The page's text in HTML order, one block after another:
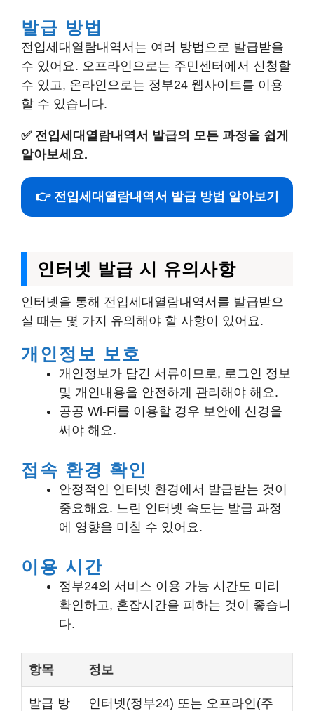
발급 방법
전입세대열람내역서는 여러 방법으로 발급받을
수 있어요. 오프라인으로는 주민센터에서 신청할
수 있고, 온라인으로는 정부24 웹사이트를 이용
할 수 있습니다.
✅ 전입세대열람내역서 발급의 모든 과정을 쉽게
알아보세요.
👉 전입세대열람내역서 발급 방법 알아보기
인터넷 발급 시 유의사항
인터넷을 통해 전입세대열람내역서를 발급받으
실 때는 몇 가지 유의해야 할 사항이 있어요.
개인정보 보호
개인정보가 담긴 서류이므로, 로그인 정보
및 개인내용을 안전하게 관리해야 해요.
공공 Wi-Fi를 이용할 경우 보안에 신경을
써야 해요.
접속 환경 확인
안정적인 인터넷 환경에서 발급받는 것이
중요해요. 느린 인터넷 속도는 발급 과정
에 영향을 미칠 수 있어요.
이용 시간
정부24의 서비스 이용 가능 시간도 미리
확인하고, 혼잡시간을 피하는 것이 좋습니
다.
항목 정보
발급 방
인터넷(정부24) 또는 오프라인(주